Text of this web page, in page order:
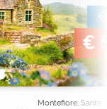
€
€
Montefiore, Santa